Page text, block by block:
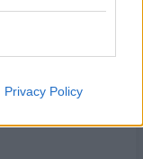
Privacy Policy
320,42